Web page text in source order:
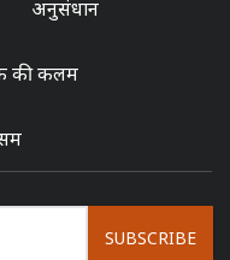
अनुसंधान
की कलम
SUBSCRIBE